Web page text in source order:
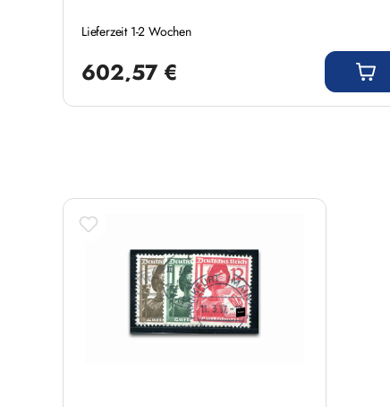
Lieferzeit 1-2 Wochen
602,57 €
Produktgalerie überspringen